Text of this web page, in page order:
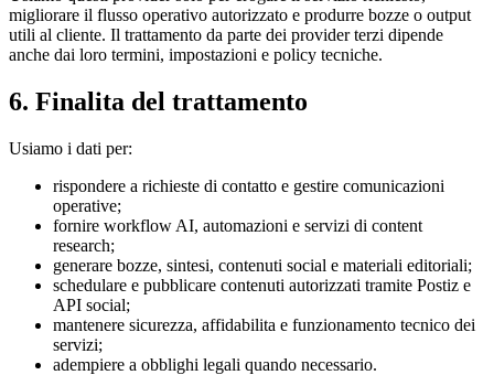
migliorare il flusso operativo autorizzato e produrre bozze o output
utili al cliente. Il trattamento da parte dei provider terzi dipende
anche dai loro termini, impostazioni e policy tecniche.
6. Finalita del trattamento
Usiamo i dati per:
rispondere a richieste di contatto e gestire comunicazioni
operative;
fornire workflow AI, automazioni e servizi di content
research;
generare bozze, sintesi, contenuti social e materiali editoriali;
schedulare e pubblicare contenuti autorizzati tramite Postiz e
API social;
mantenere sicurezza, affidabilita e funzionamento tecnico dei
servizi;
adempiere a obblighi legali quando necessario.